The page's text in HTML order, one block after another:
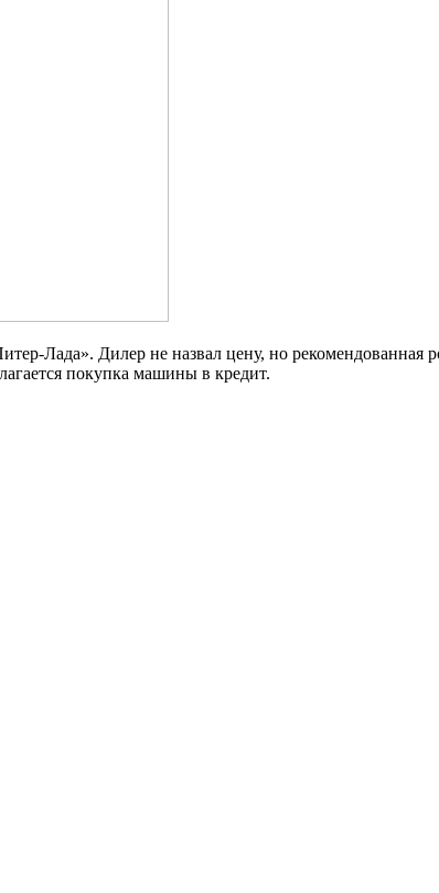
Лада». Дилер не назвал цену, но рекомендованная
покупка машины в кредит.